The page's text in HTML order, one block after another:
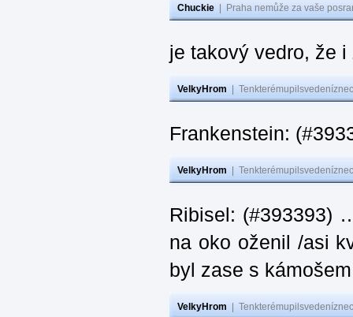
Chuckie Praha nemůže za vaše
je takový vedro, že
VelkyHrom
Frankenstein:
VelkyHrom
Ribisel: (#393393)
na oko oženil /asi
byl zase s
VelkyHrom